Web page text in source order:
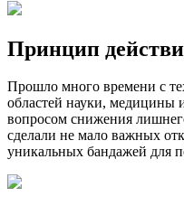
Принцип
Прошло много времени с
областей науки, медицины
вопросом снижения
сделали не мало важных
уникальных бандажей для